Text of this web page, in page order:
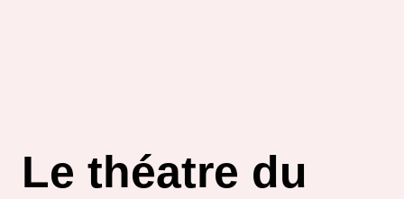
Le théatre du